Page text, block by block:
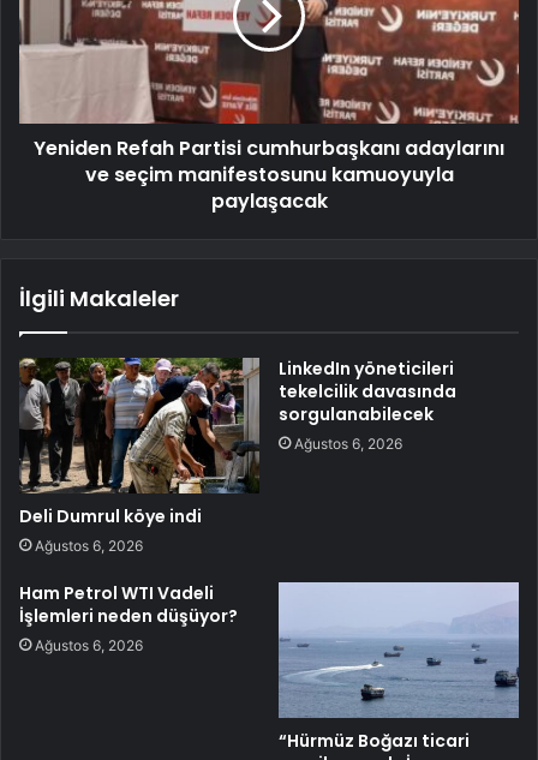
Yeniden Refah Partisi cumhurbaşkanı adaylarını
ve seçim manifestosunu kamuoyuyla
paylaşacak
İlgili Makaleler
Deli Dumrul köye indi
Ağustos 6, 2026
LinkedIn yöneticileri
tekelcilik davasında
sorgulanabilecek
Ağustos 6, 2026
Ham Petrol WTI Vadeli
İşlemleri neden düşüyor?
Ağustos 6, 2026
“Hürmüz Boğazı ticari